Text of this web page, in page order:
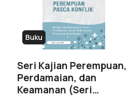
Buku
Seri Kajian Perempuan,
Perdamaian, dan
Keamanan (Seri…